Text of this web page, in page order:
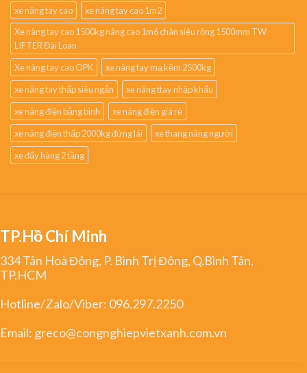
xe nâng tay cao
xe nâng tay cao 1m2
Xe nâng tay cao 1500kg nâng cao 1m6 chân siêu rộng 1500mm TW-
LIFTER Đài Loan
Xe nâng tay cao OPK
xe nâng tay mạ kẽm 2500kg
xe nâng tay thấp siêu ngắn
xe nâng ttay nhập khẩu
xe nâng điện bằng bình
xe nâng điện giá rẻ
xe nâng điện thấp 2000kg đứng lái
xe thang nâng người
xe đẩy hàng 2 tầng
TP.Hồ Chí Minh
334 Tân Hoà Đông, P. Bình Trị Đông, Q.Bình Tân,
TP.HCM
Hotline/Zalo/Viber: 096.297.2250
Email: greco@congnghiepvietxanh.com.vn